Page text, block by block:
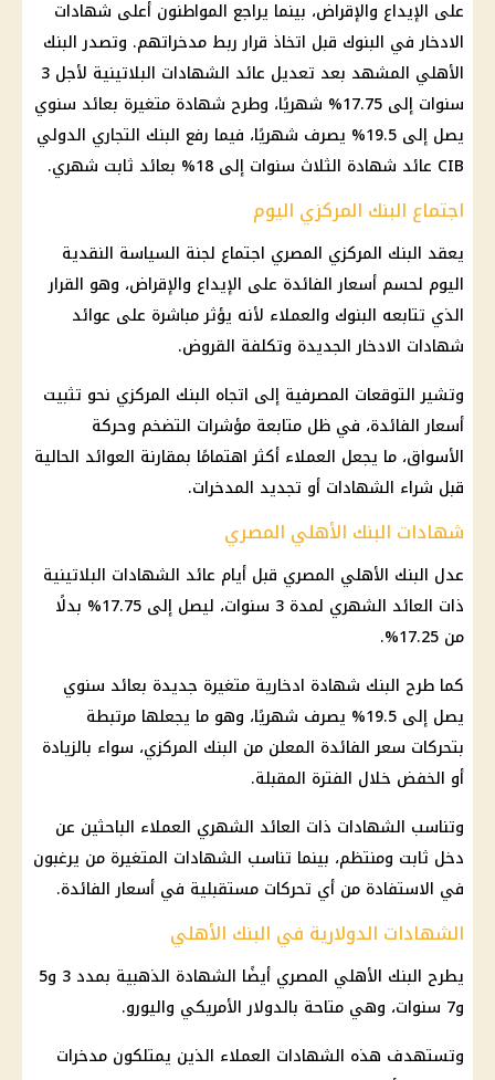
على الإيداع والإقراض، بينما يراجع المواطنون أعلى شهادات
الادخار في البنوك قبل اتخاذ قرار ربط مدخراتهم. وتصدر البنك
الأهلي المشهد بعد تعديل عائد الشهادات البلاتينية لأجل 3
سنوات إلى 17.75% شهريًا، وطرح شهادة متغيرة بعائد سنوي
يصل إلى 19.5% يصرف شهريًا، فيما رفع البنك التجاري الدولي
CIB عائد شهادة الثلاث سنوات إلى 18% بعائد ثابت شهري.
اجتماع البنك المركزي اليوم
يعقد البنك المركزي المصري اجتماع لجنة السياسة النقدية
اليوم لحسم أسعار الفائدة على الإيداع والإقراض، وهو القرار
الذي تتابعه البنوك والعملاء لأنه يؤثر مباشرة على عوائد
شهادات الادخار الجديدة وتكلفة القروض.
وتشير التوقعات المصرفية إلى اتجاه البنك المركزي نحو تثبيت
أسعار الفائدة، في ظل متابعة مؤشرات التضخم وحركة
الأسواق، ما يجعل العملاء أكثر اهتمامًا بمقارنة العوائد الحالية
قبل شراء الشهادات أو تجديد المدخرات.
شهادات البنك الأهلي المصري
عدل البنك الأهلي المصري قبل أيام عائد الشهادات البلاتينية
ذات العائد الشهري لمدة 3 سنوات، ليصل إلى 17.75% بدلًا
من 17.25%.
كما طرح البنك شهادة ادخارية متغيرة جديدة بعائد سنوي
يصل إلى 19.5% يصرف شهريًا، وهو ما يجعلها مرتبطة
بتحركات سعر الفائدة المعلن من البنك المركزي، سواء بالزيادة
أو الخفض خلال الفترة المقبلة.
وتناسب الشهادات ذات العائد الشهري العملاء الباحثين عن
دخل ثابت ومنتظم، بينما تناسب الشهادات المتغيرة من يرغبون
في الاستفادة من أي تحركات مستقبلية في أسعار الفائدة.
الشهادات الدولارية في البنك الأهلي
يطرح البنك الأهلي المصري أيضًا الشهادة الذهبية بمدد 3 و5
و7 سنوات، وهي متاحة بالدولار الأمريكي واليورو.
وتستهدف هذه الشهادات العملاء الذين يمتلكون مدخرات